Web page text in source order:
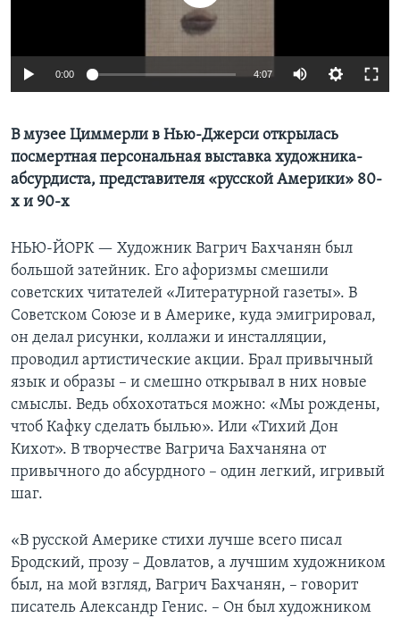
СОЦИАЛЬНЫЕ СЕТИ
Языки
0:00 4:07
В музее Циммерли в Нью-Джерси открылась
посмертная персональная выставка художника-
абсурдиста, представителя «русской Америки» 80-
х и 90-х
НЬЮ-ЙОРК — Художник Вагрич Бахчанян был
большой затейник. Его афоризмы смешили
советских читателей «Литературной газеты». В
Советском Союзе и в Америке, куда эмигрировал,
он делал рисунки, коллажи и инсталляции,
проводил артистические акции. Брал привычный
язык и образы – и смешно открывал в них новые
смыслы. Ведь обхохотаться можно: «Мы рождены,
чтоб Кафку сделать былью». Или «Тихий Дон
Кихот». В творчестве Вагрича Бахчаняна от
привычного до абсурдного – один легкий, игривый
шаг.
«В русской Америке стихи лучше всего писал
Бродский, прозу – Довлатов, а лучшим художником
был, на мой взгляд, Вагрич Бахчанян, – говорит
писатель Александр Генис. – Он был художником